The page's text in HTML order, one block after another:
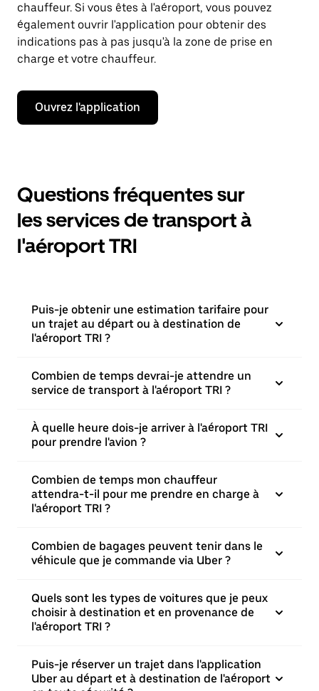
chauffeur. Si vous êtes à l'aéroport, vous pouvez
également ouvrir l'application pour obtenir des
indications pas à pas jusqu'à la zone de prise en
charge et votre chauffeur.
Ouvrez l'application
Questions fréquentes sur
les services de transport à
l'aéroport TRI
Puis-je obtenir une estimation tarifaire pour
un trajet au départ ou à destination de
l'aéroport TRI ?
Combien de temps devrai-je attendre un
service de transport à l'aéroport TRI ?
À quelle heure dois-je arriver à l'aéroport TRI
pour prendre l'avion ?
Combien de temps mon chauffeur
attendra-t-il pour me prendre en charge à
l'aéroport TRI ?
Combien de bagages peuvent tenir dans le
véhicule que je commande via Uber ?
Quels sont les types de voitures que je peux
choisir à destination et en provenance de
l'aéroport TRI ?
Puis-je réserver un trajet dans l'application
Uber au départ et à destination de l'aéroport